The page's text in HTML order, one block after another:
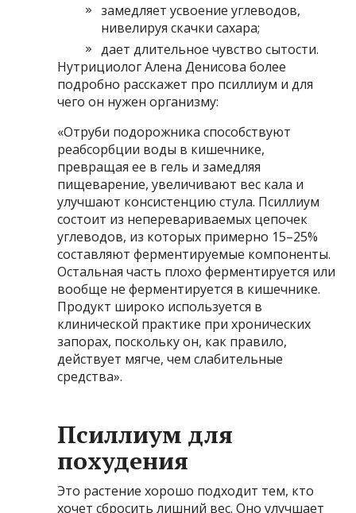
замедляет усвоение углеводов,
нивелируя скачки сахара;
дает длительное чувство сытости.
Нутрициолог Алена Денисова более
подробно расскажет про псиллиум и для
чего он нужен организму:
«Отруби подорожника способствуют
реабсорбции воды в кишечнике,
превращая ее в гель и замедляя
пищеварение, увеличивают вес кала и
улучшают консистенцию стула. Псиллиум
состоит из неперевариваемых цепочек
углеводов, из которых примерно 15–25%
составляют ферментируемые компоненты.
Остальная часть плохо ферментируется или
вообще не ферментируется в кишечнике.
Продукт широко используется в
клинической практике при хронических
запорах, поскольку он, как правило,
действует мягче, чем слабительные
средства».
Псиллиум для
похудения
Это растение хорошо подходит тем, кто
хочет сбросить лишний вес. Оно улучшает